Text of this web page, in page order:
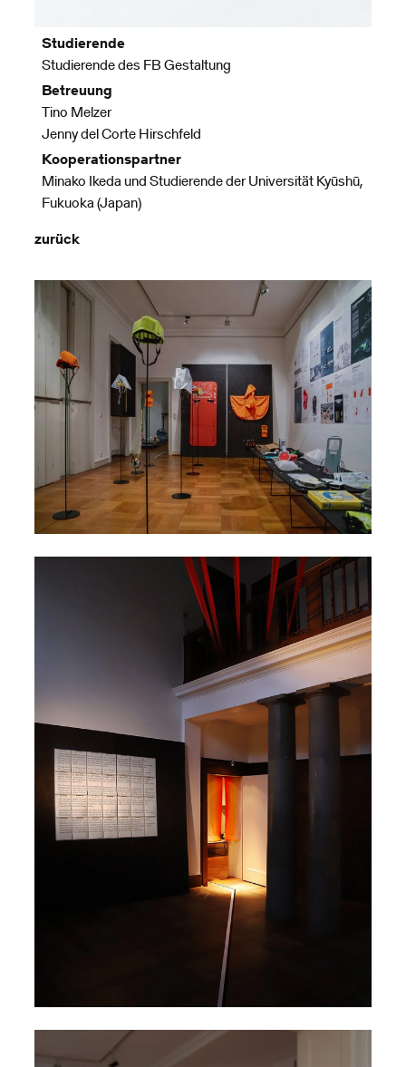
zurück
Studierende
Studierende des FB Gestaltung
Betreuung
Tino Melzer
Jenny del Corte Hirschfeld
Kooperationspartner
Minako Ikeda und Studierende der Universität Kyūshū,
Fukuoka (Japan)